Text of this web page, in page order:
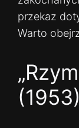
przekaz
Warto
(1953)